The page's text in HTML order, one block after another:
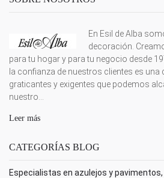
En Esil de Alba
decoración.
para tu hogar y para tu negocio desde
la confianza de nuestros clientes es una
graticantes y exigentes que podemos
nuestro...
Leer más
CATEGORÍAS BLOG
Especialistas en azulejos y